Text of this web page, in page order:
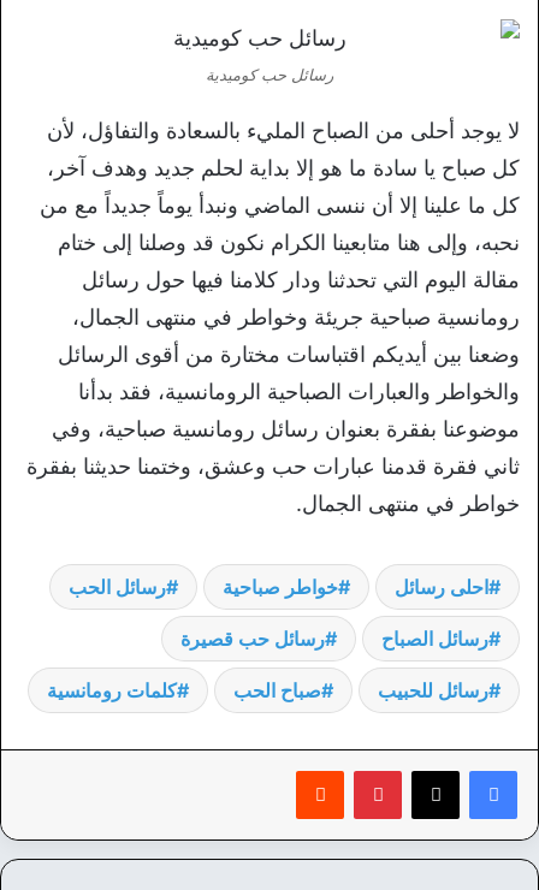
رسائل حب كوميدية
لا يوجد أحلى من الصباح المليء بالسعادة والتفاؤل، لأن
كل صباح يا سادة ما هو إلا بداية لحلم جديد وهدف آخر،
كل ما علينا إلا أن ننسى الماضي ونبدأ يوماً جديداً مع من
نحبه، وإلى هنا متابعينا الكرام نكون قد وصلنا إلى ختام
مقالة اليوم التي تحدثنا ودار كلامنا فيها حول رسائل
رومانسية صباحية جريئة وخواطر في منتهى الجمال،
وضعنا بين أيديكم اقتباسات مختارة من أقوى الرسائل
والخواطر والعبارات الصباحية الرومانسية، فقد بدأنا
موضوعنا بفقرة بعنوان رسائل رومانسية صباحية، وفي
ثاني فقرة قدمنا عبارات حب وعشق، وختمنا حديثنا بفقرة
خواطر في منتهى الجمال.
احلى رسائل خواطر صباحية رسائل الحب
رسائل الصباح رسائل حب قصيرة
رسائل للحبيب صباح الحب كلمات رومانسية
بينتيريست